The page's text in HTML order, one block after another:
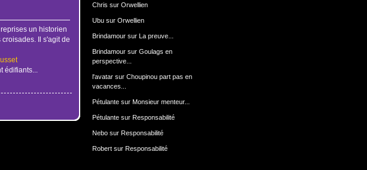
Chris sur Orwellien
Ubusur Orwellien
Brindamoursur La preuve...
Brindamoursur Goulags en
perspective...
l'avatarsur Choupinou part pas en
vacances...
Pétulantesur Monsieur menteur...
Pétulantesur Responsabilité
Nebosur Responsabilité
Robertsur Responsabilité
un historien
Il s'agit de